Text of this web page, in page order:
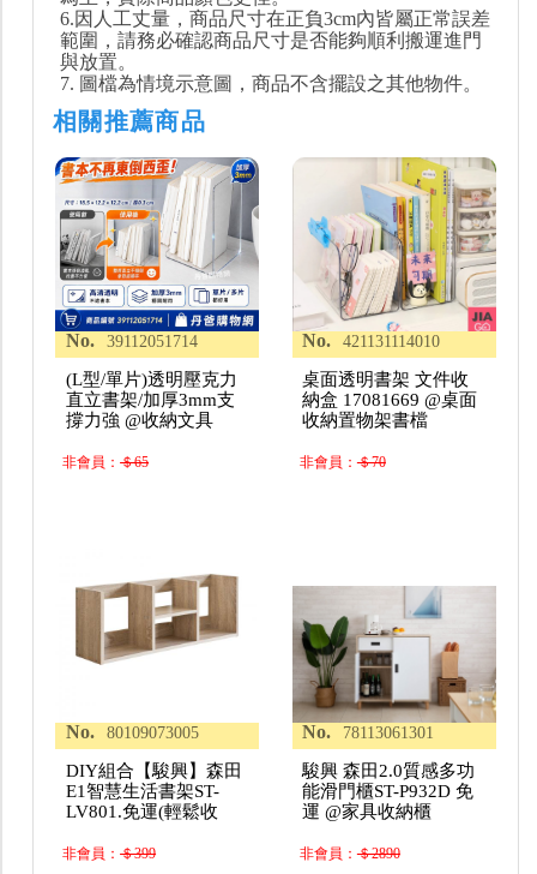
6.因人工丈量，商品尺寸在正負3cm內皆屬正常誤差
範圍，請務必確認商品尺寸是否能夠順利搬運進門
與放置。
7. 圖檔為情境示意圖，商品不含擺設之其他物件。
相關推薦商品
No. 39112051714
(L型/單片)透明壓克力
直立書架/加厚3mm支
撐力強 @收納文具
非會員：＄65
No. 421131114010
桌面透明書架 文件收
納盒 17081669 @桌面
收納置物架書檔
非會員：＄70
No. 80109073005
DIY組合【駿興】森田
E1智慧生活書架ST-
LV801.免運(輕鬆收
非會員：＄399
No. 78113061301
駿興 森田2.0質感多功
能滑門櫃ST-P932D 免
運 @家具收納櫃
非會員：＄2890